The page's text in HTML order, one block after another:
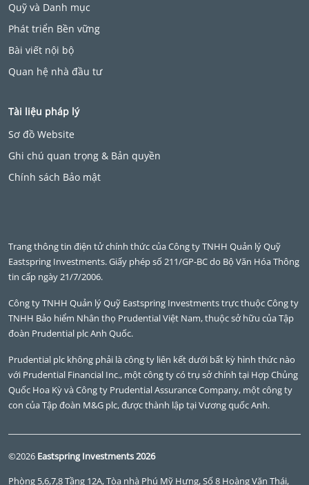
Quỹ và Danh mục
Phát triển Bền vững
Bài viết nội bộ
Quan hệ nhà đầu tư
Tài liệu pháp lý
Sơ đồ Website
Ghi chú quan trọng & Bản quyền
Chính sách Bảo mật
Trang thông tin điện tử chính thức của Công ty TNHH Quản lý Quỹ
Eastspring Investments. Giấy phép số 211/GP-BC do Bộ Văn Hóa Thông
tin cấp ngày 21/7/2006.
Công ty TNHH Quản lý Quỹ Eastspring Investments trực thuộc Công ty
TNHH Bảo hiểm Nhân thọ Prudential Việt Nam, thuộc sở hữu của Tập
đoàn Prudential plc Anh Quốc.
Prudential plc không phải là công ty liên kết dưới bất kỳ hình thức nào
với Prudential Financial Inc., một công ty có trụ sở chính tại Hợp Chủng
Quốc Hoa Kỳ và Công ty Prudential Assurance Company, một công ty
con của Tập đoàn M&G plc, được thành lập tại Vương quốc Anh.
©2026 Eastspring Investments 2026
Phòng 5,6,7,8 Tầng 12A, Tòa nhà Phú Mỹ Hưng, Số 8 Hoàng Văn Thái,